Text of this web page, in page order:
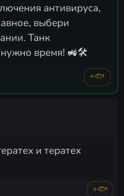
антивируса,
выбери
Танк
нужно время! 🚜🛠️
+🐟
и тератех
+🐟